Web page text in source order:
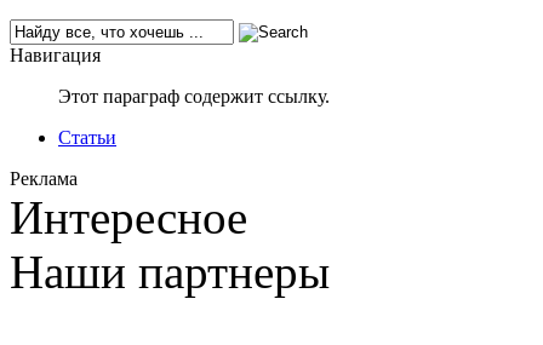
Навигация
Этот параграф содержит ссылку.
Статьи
Реклама
Интересное
Наши партнеры